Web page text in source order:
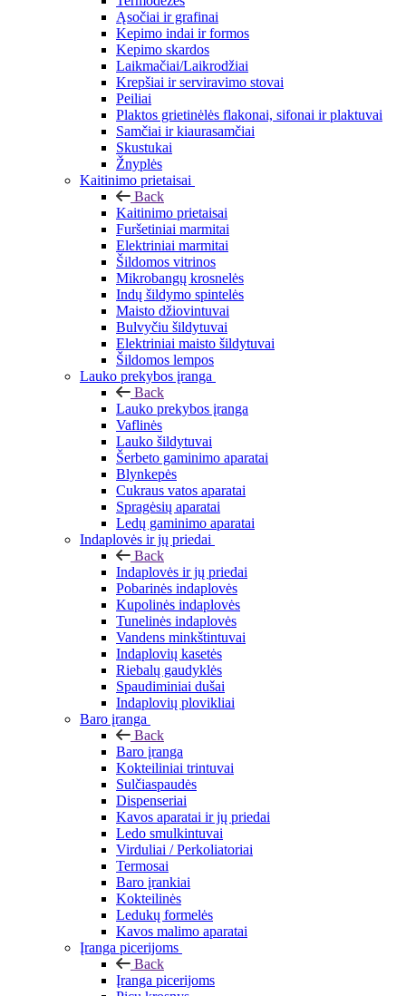
Ąsočiai ir grafinai
Kepimo indai ir formos
Kepimo skardos
Laikmačiai/Laikrodžiai
Krepšiai ir serviravimo stovai
Peiliai
Plaktos grietinėlės flakonai, sifonai ir plaktuvai
Samčiai ir kiaurasamčiai
Skustukai
Žnyplės
Kaitinimo prietaisai
Back
Kaitinimo prietaisai
Furšetiniai marmitai
Elektriniai marmitai
Šildomos vitrinos
Mikrobangų krosnelės
Indų šildymo spintelės
Maisto džiovintuvai
Bulvyčiu šildytuvai
Elektriniai maisto šildytuvai
Šildomos lempos
Lauko prekybos įranga
Back
Lauko prekybos įranga
Vaflinės
Lauko šildytuvai
Šerbeto gaminimo aparatai
Blynkepės
Cukraus vatos aparatai
Spragėsių aparatai
Ledų gaminimo aparatai
Indaplovės ir jų priedai
Back
Indaplovės ir jų priedai
Pobarinės indaplovės
Kupolinės indaplovės
Tunelinės indaplovės
Vandens minkštintuvai
Indaplovių kasetės
Riebalų gaudyklės
Spaudiminiai dušai
Indaplovių plovikliai
Baro įranga
Back
Baro įranga
Kokteiliniai trintuvai
Sulčiaspaudės
Dispenseriai
Kavos aparatai ir jų priedai
Ledo smulkintuvai
Virduliai / Perkoliatoriai
Termosai
Baro įrankiai
Kokteilinės
Ledukų formelės
Kavos malimo aparatai
Įranga picerijoms
Back
Įranga picerijoms